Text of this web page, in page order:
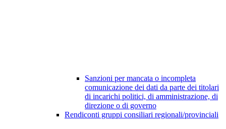
Sanzioni per mancata o incompleta
comunicazione dei dati da parte dei titolari
di incarichi politici, di amministrazione, di
direzione o di governo
Rendiconti gruppi consiliari regionali/provinciali